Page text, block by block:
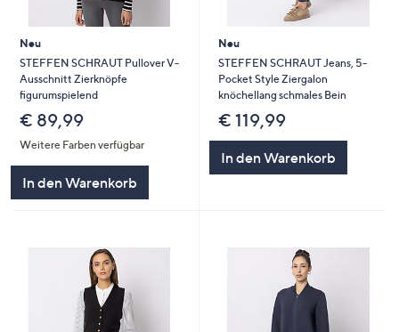
Neu
STEFFEN SCHRAUT Pullover V-
Ausschnitt Zierknöpfe
figurumspielend
€ 89,99
Weitere Farben verfügbar
In den Warenkorb
Neu
STEFFEN SCHRAUT Jeans, 5-
Pocket Style Ziergalon
knöchellang schmales Bein
€ 119,99
In den Warenkorb